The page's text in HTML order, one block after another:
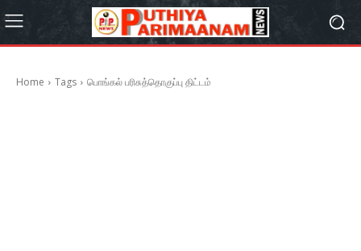
Home Tags பொங்கல் பரிசுத்தொகுப்பு திட்டம்